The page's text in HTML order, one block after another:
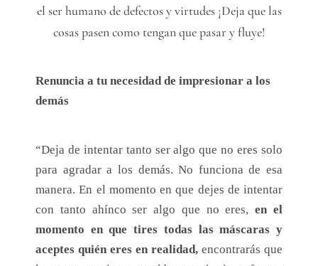
el ser humano de defectos y virtudes ¡Deja que las
cosas pasen como tengan que pasar y fluye!
Renuncia a tu necesidad de impresionar a los
demás
“Deja de intentar tanto ser algo que no eres solo
para agradar a los demás. No funciona de esa
manera. En el momento en que dejes de intentar
con tanto ahínco ser algo que no eres,en el
momento en que tires todas las máscaras y
aceptes quién eres en realidad, encontrarás que